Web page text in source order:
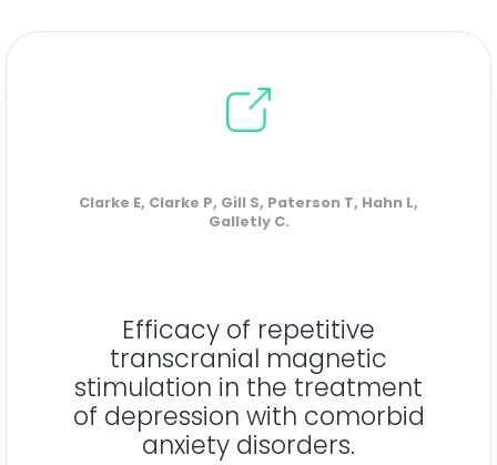
Clarke E, Clarke P, Gill S, Paterson T, Hahn L,
Galletly C.
Efficacy of repetitive
transcranial magnetic
stimulation in the treatment
of depression with comorbid
anxiety disorders.